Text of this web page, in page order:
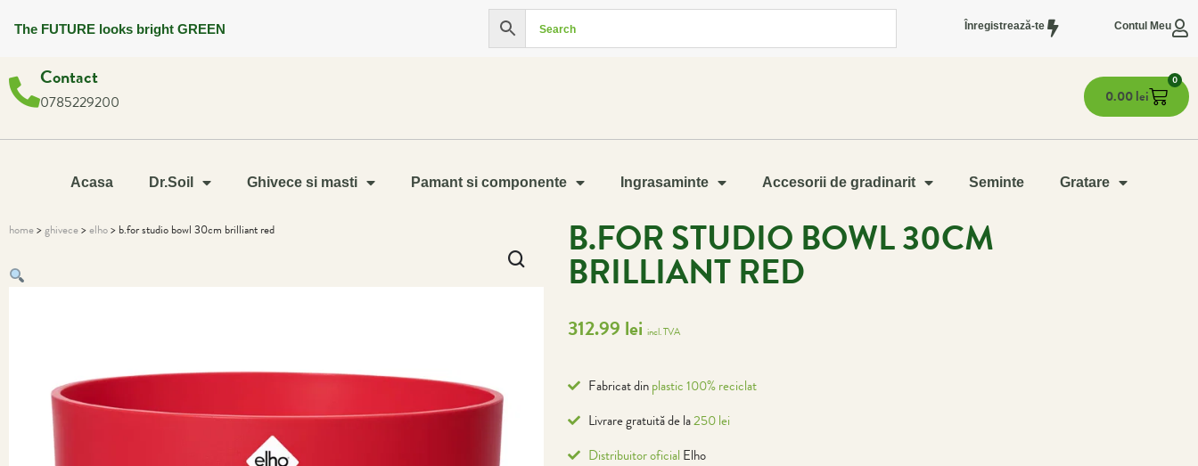
The FUTURE looks bright GREEN Înregistrează-te Contul Meu
Contact
0785229200 0.00lei
0
Acasa Dr.Soil Ghivece si masti Pamant si componente Ingrasaminte Accesorii de gradinarit Seminte Gratare
home>ghivece>elho> b.for studio bowl 30cm brilliant red B.FOR STUDIO BOWL 30CM
BRILLIANT RED
312.99 lei incl. TVA
Fabricat dinplastic 100% reciclat
Livrare gratuită de la250 lei
Distribuitor oficial Elho